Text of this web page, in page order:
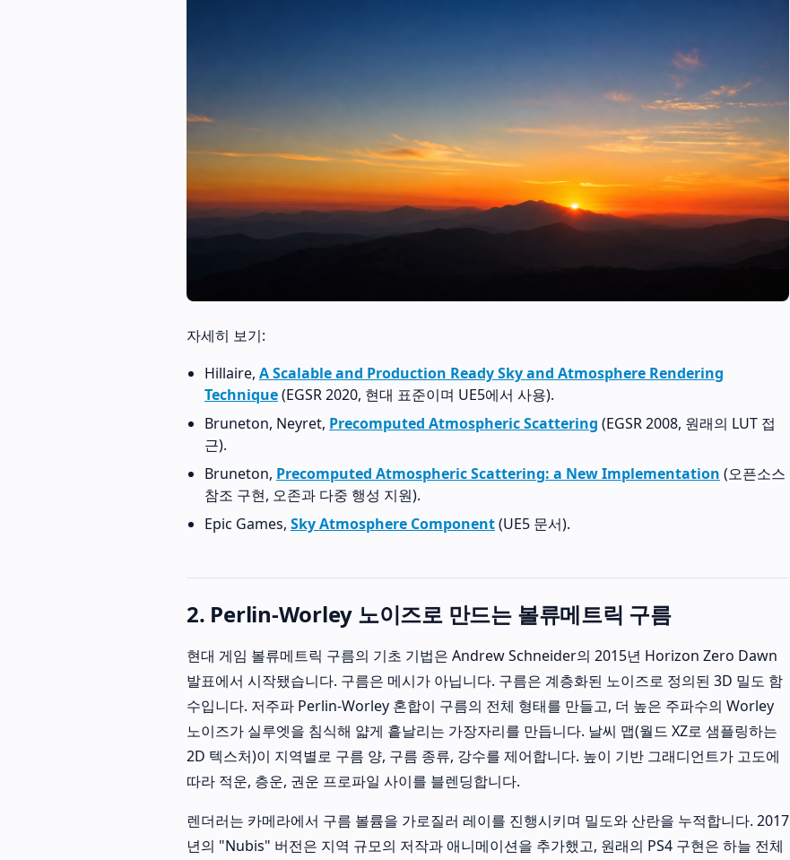
자세히 보기:
Hillaire, A Scalable and Production Ready Sky and Atmosphere Rendering
Technique(EGSR 2020, 현대 표준이며 UE5에서 사용).
Bruneton, Neyret, Precomputed Atmospheric Scattering (EGSR 2008, 원래의 LUT 접
근).
Bruneton, Precomputed Atmospheric Scattering: a New Implementation (오픈소스
참조 구현, 오존과 다중 행성 지원).
Epic Games, Sky Atmosphere Component(UE5 문서).
2. Perlin-Worley 노이즈로 만드는 볼류메트릭 구름
현대 게임 볼류메트릭 구름의 기초 기법은 Andrew Schneider의 2015년 Horizon Zero Dawn
발표에서 시작됐습니다. 구름은 메시가 아닙니다. 구름은 계층화된 노이즈로 정의된 3D 밀도 함
수입니다. 저주파 Perlin-Worley 혼합이 구름의 전체 형태를 만들고, 더 높은 주파수의 Worley
노이즈가 실루엣을 침식해 얇게 흩날리는 가장자리를 만듭니다. 날씨 맵(월드 XZ로 샘플링하는
2D 텍스처)이 지역별로 구름 양, 구름 종류, 강수를 제어합니다. 높이 기반 그래디언트가 고도에
따라 적운, 층운, 권운 프로파일 사이를 블렌딩합니다.
렌더러는 카메라에서 구름 볼륨을 가로질러 레이를 진행시키며 밀도와 산란을 누적합니다. 2017
년의 "Nubis" 버전은 지역 규모의 저작과 애니메이션을 추가했고, 원래의 PS4 구현은 하늘 전체